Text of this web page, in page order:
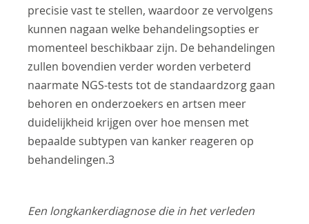
precisie vast te stellen, waardoor ze vervolgens
kunnen nagaan welke behandelingsopties er
momenteel beschikbaar zijn. De behandelingen
zullen bovendien verder worden verbeterd
naarmate NGS-tests tot de standaardzorg gaan
behoren en onderzoekers en artsen meer
duidelijkheid krijgen over hoe mensen met
bepaalde subtypen van kanker reageren op
behandelingen.3
Een longkankerdiagnose die in het verleden